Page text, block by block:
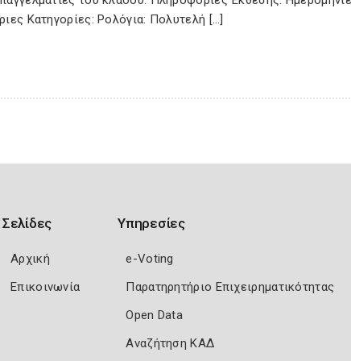
Κατηγορίες: Ρολόγια: Πολυτελή […]
Σελίδες
Αρχική
Επικοινωνία
Υπηρεσίες
e-Voting
Παρατηρητήριο Επιχειρηματικότητας
Open Data
Αναζήτηση ΚΑΔ